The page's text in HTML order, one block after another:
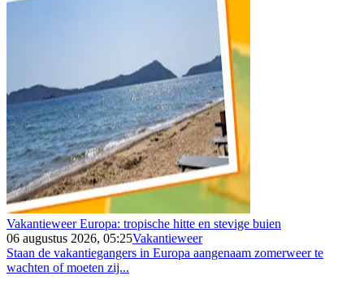
Vakantieweer Europa: tropische hitte en stevige buien
06 augustus 2026, 05:25Vakantieweer
Staan de vakantiegangers in Europa aangenaam zomerweer te
wachten of moeten zij...